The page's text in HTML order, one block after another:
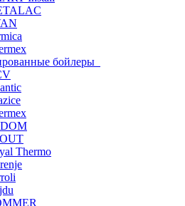
бойлеры
Thermo